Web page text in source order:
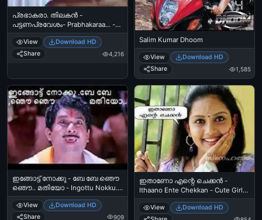
പ്രഭാകരാ. തിലകന്‍ -
പട്ടണപ്രവേശം- Prabhakaraa... -
Thilakan - Pattanapravesham
View
Download HD
Share
4,216
Salim Kumar Dhoom
View
Download HD
Share
1,585
ഇങ്ങോട്ട് നോക്കു - ബേ ബേ ഞൌ
ഞൌ.. മതിയോ - Ingottu Nokku..
Be Be Njou.. Mathiyo Jagathy
Sreekumar Funny Expression
View
Download HD
Share
909
ഇതാണോ എന്റെ ചെക്കന്‍ -
Ithaano Ente Chekkan - Cute Girl
Wondering
View
Download HD